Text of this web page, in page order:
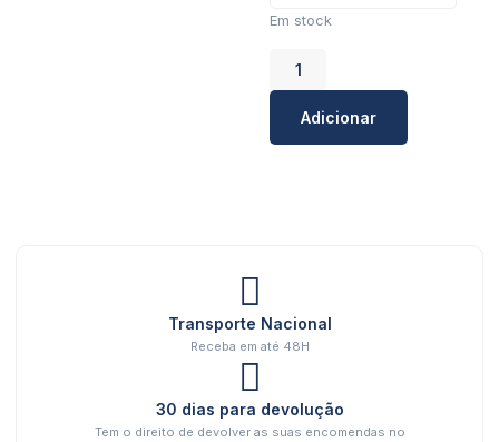
Em stock
Adicionar
Transporte Nacional
Receba em até 48H
30 dias para devolução
Tem o direito de devolver as suas encomendas no